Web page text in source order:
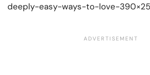
deeply-easy-ways-to-love-